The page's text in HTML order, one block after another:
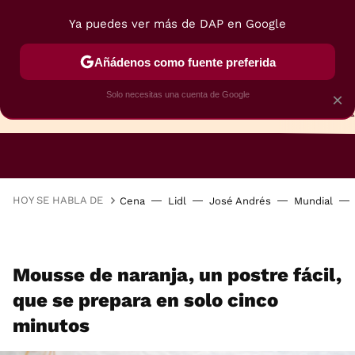
HOY SE HABLA DE Cena Lidl José Andrés Mundial
Mousse de naranja, un postre fácil,
que se prepara en solo cinco
minutos
×
Ya puedes ver más de DAP en Google
Añádenos como fuente preferida
Solo necesitas una cuenta de Google